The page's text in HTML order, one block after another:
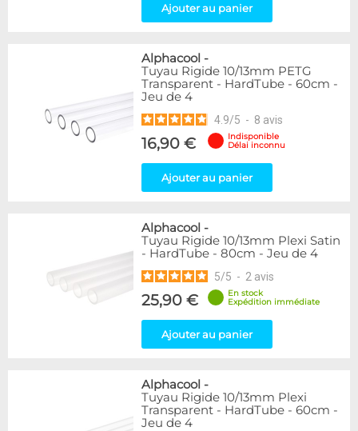
Ajouter au panier
Alphacool -
Tuyau Rigide 10/13mm PETG
Transparent - HardTube - 60cm -
Jeu de 4
4.9/5 - 8 avis
16,90 €
Indisponible
Délai inconnu
Ajouter au panier
Alphacool -
Tuyau Rigide 10/13mm Plexi Satin
- HardTube - 80cm - Jeu de 4
5/5 - 2 avis
25,90 €
En stock
Expédition immédiate
Ajouter au panier
Alphacool -
Tuyau Rigide 10/13mm Plexi
Transparent - HardTube - 60cm -
Jeu de 4